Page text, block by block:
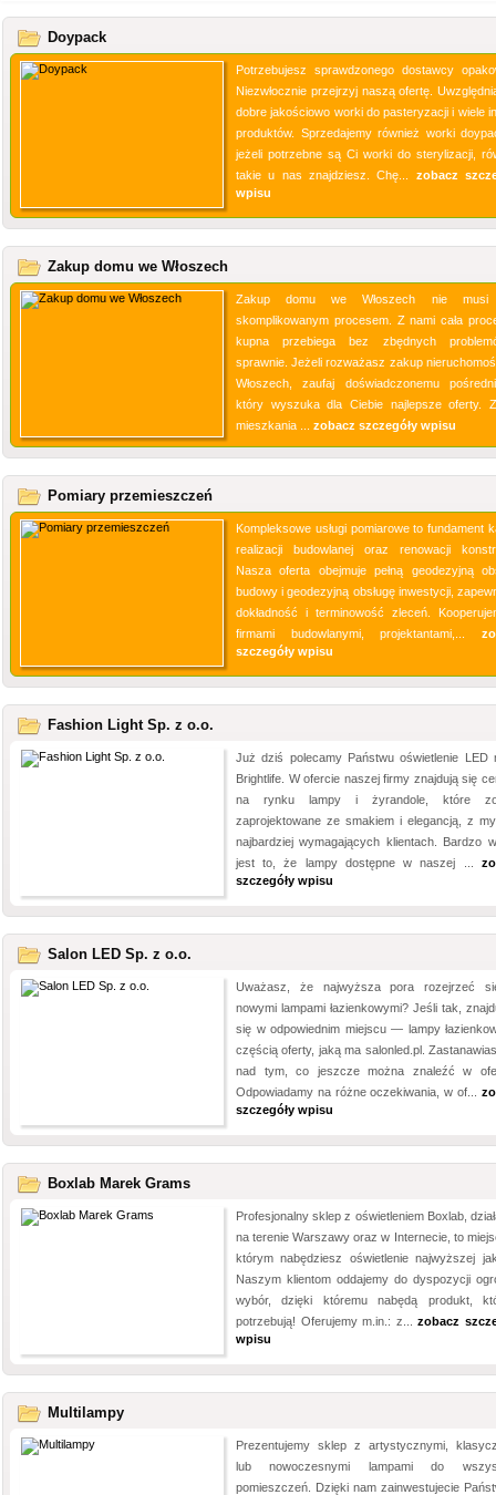
Doypack
Potrzebujesz sprawdzonego dostawcy
Niezwłocznie przejrzyj naszą ofertę.
dobre jakościowo worki do pasteryzacji i wiele
produktów. Sprzedajemy również worki
jeżeli potrzebne są Ci worki do sterylizacji,
takie u nas znajdziesz. Chę... zobacz
wpisu
Zakup domu we Włoszech
Zakup domu we Włoszech nie
skomplikowanym procesem. Z nami cała
kupna przebiega bez zbędnych
sprawnie. Jeżeli rozważasz zakup
Włoszech, zaufaj doświadczonemu
który wyszuka dla Ciebie najlepsze oferty.
mieszkania ... zobacz szczegóły wpisu
Pomiary przemieszczeń
Kompleksowe usługi pomiarowe to fundament
realizacji budowlanej oraz renowacji
Nasza oferta obejmuje pełną geodezyjną
budowy i geodezyjną obsługę inwestycji,
dokładność i terminowość zleceń.
firmami budowlanymi, projektantami,...
szczegóły wpisu
Fashion Light Sp. z o.o.
Już dziś polecamy Państwu oświetlenie LED
Brightlife. W ofercie naszej firmy znajdują się
na rynku lampy i żyrandole, które
zaprojektowane ze smakiem i elegancją, z
najbardziej wymagających klientach. Bardzo
jest to, że lampy dostępne w naszej ...
szczegóły wpisu
Salon LED Sp. z o.o.
Uważasz, że najwyższa pora rozejrzeć
nowymi lampami łazienkowymi? Jeśli tak,
się w odpowiednim miejscu — lampy
częścią oferty, jaką ma salonled.pl.
nad tym, co jeszcze można znaleźć w
Odpowiadamy na różne oczekiwania, w of...
szczegóły wpisu
Boxlab Marek Grams
Profesjonalny sklep z oświetleniem Boxlab,
na terenie Warszawy oraz w Internecie, to
którym nabędziesz oświetlenie najwyższej
Naszym klientom oddajemy do dyspozycji
wybór, dzięki któremu nabędą produkt,
potrzebują! Oferujemy m.in.: z...zobacz
wpisu
Multilampy
Prezentujemy sklep z artystycznymi,
lub nowoczesnymi lampami do
pomieszczeń. Dzięki nam zainwestujecie